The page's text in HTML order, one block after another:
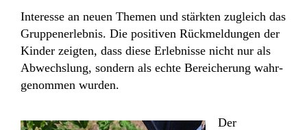
Interesse an neuen Themen und stärkten zugleich das
Gruppenerlebnis. Die positiven Rückmeldungen der
Kinder zeigten, dass diese Erlebnisse nicht nur als
Abwechslung, sondern als echte Bereicherung wahr-
genommen wurden.
Der